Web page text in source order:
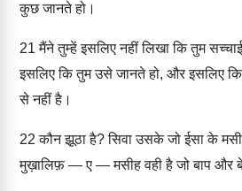
कुछ जानते हो।
21 मैंने तुम्हें इसलिए नहीं लिखा कि तुम
इसलिए कि तुम उसे जानते हो, और इसलिए
से नहीं है।
22 कौन झूठा है? सिवा उसके जो ईसा के
मुख़ालिफ़ — ए — मसीह वही है जो बाप और